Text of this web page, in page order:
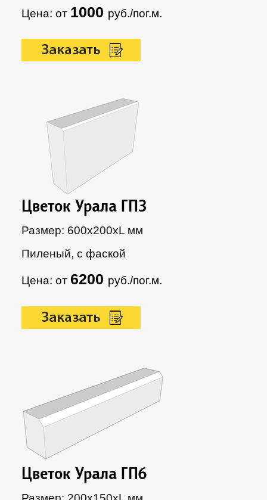
Цена: от 1000 руб./пог.м.
Цветок Урала ГП3
Размер: 600х200xL мм
Пиленый, с фаской
Цена: от 6200 руб./пог.м.
Цветок Урала ГП6